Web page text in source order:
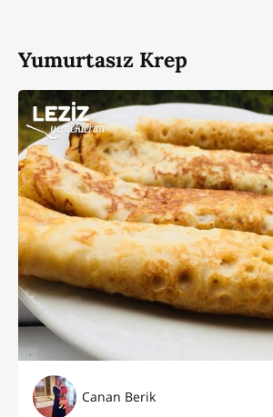
Yumurtasız Krep
Canan Berik